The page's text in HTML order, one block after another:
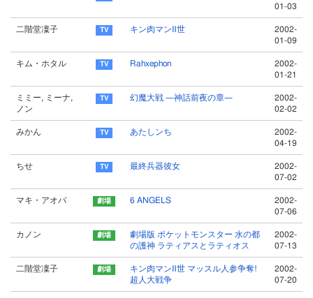
01-03
二階堂凜子 キン肉マンⅡ世
2002-
01-09
キム・ホタル Rahxephon
2002-
01-21
ミミー, ミーナ,
ノン
幻魔大戦 ―神話前夜の章―
2002-
02-02
みかん あたしンち
2002-
04-19
ちせ 最終兵器彼女
2002-
07-02
マキ・アオバ 6 ANGELS
2002-
07-06
カノン
劇場版 ポケットモンスター 水の都
の護神 ラティアスとラティオス
2002-
07-13
二階堂凜子
キン肉マンⅡ世 マッスル人参争奪!
超人大戦争
2002-
07-20